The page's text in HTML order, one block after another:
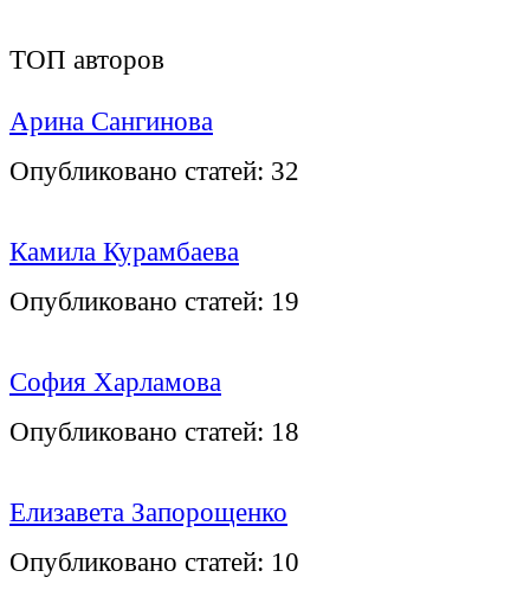
ТОП авторов
Арина Сангинова
Опубликовано статей: 32
Камила Курамбаева
Опубликовано статей: 19
София Харламова
Опубликовано статей: 18
Елизавета Запорощенко
Опубликовано статей: 10